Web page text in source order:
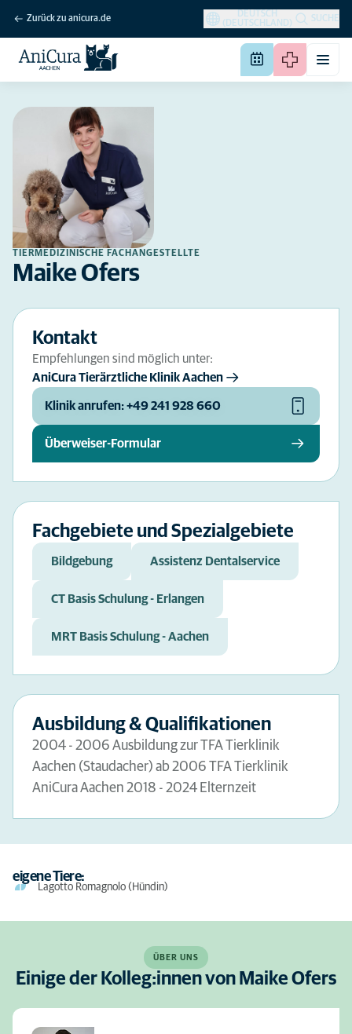
Zurück zu anicura.de
DEUTSCH
(DEUTSCHLAND)
SUCHE
TIERMEDIZINISCHE FACHANGESTELLTE
Maike Ofers
Kontakt
Empfehlungen sind möglich unter:
AniCura Tierärztliche Klinik Aachen
Klinik anrufen: +49 241 928 660
Überweiser-Formular
Fachgebiete und Spezialgebiete
Bildgebung Assistenz Dentalservice
CT Basis Schulung - Erlangen
MRT Basis Schulung - Aachen
Ausbildung & Qualifikationen
2004 - 2006 Ausbildung zur TFA Tierklinik
Aachen (Staudacher) ab 2006 TFA Tierklinik
AniCura Aachen 2018 - 2024 Elternzeit
eigene Tiere:
Lagotto Romagnolo (Hündin)
ÜBER UNS
Einige der Kolleg:innen von Maike Ofers